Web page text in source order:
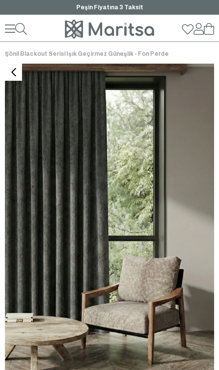
₺1000 ve Üzeri Ücretsiz Kargo
Şönil Blackout Serisi Işık Geçirmez Güneşlik - Fon Perde